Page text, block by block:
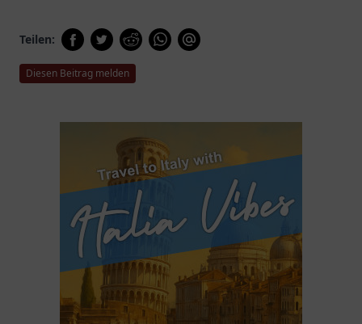
Teilen:
Diesen Beitrag melden